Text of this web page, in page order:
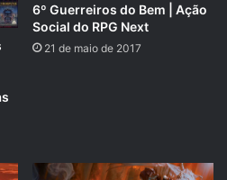
rpgnext
6º Guerreiros do Bem | Ação
Social do RPG Next
21 de maio de 2017